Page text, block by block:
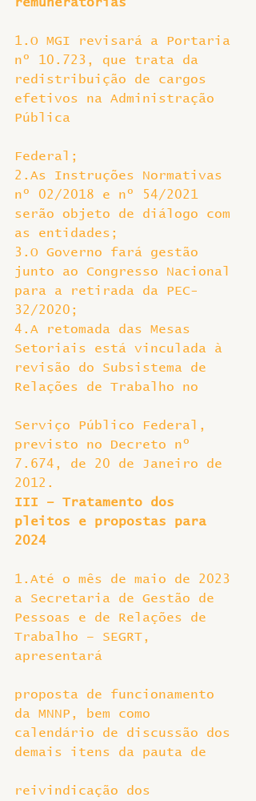
1.O MGI revisará a Portaria
nº 10.723, que trata da
redistribuição de cargos
efetivos na Administração
Pública
Federal;
2.As Instruções Normativas
nº 02/2018 e nº 54/2021
serão objeto de diálogo com
as entidades;
3.O Governo fará gestão
junto ao Congresso Nacional
para a retirada da PEC-
32/2020;
4.A retomada das Mesas
Setoriais está vinculada à
revisão do Subsistema de
Relações de Trabalho no
Serviço Público Federal,
previsto no Decreto nº
7.674, de 20 de Janeiro de
2012.
III – Tratamento dos
pleitos e propostas para
2024
1.Até o mês de maio de 2023
a Secretaria de Gestão de
Pessoas e de Relações de
Trabalho – SEGRT,
apresentará
proposta de funcionamento
da MNNP, bem como
calendário de discussão dos
demais itens da pauta de
reivindicação dos